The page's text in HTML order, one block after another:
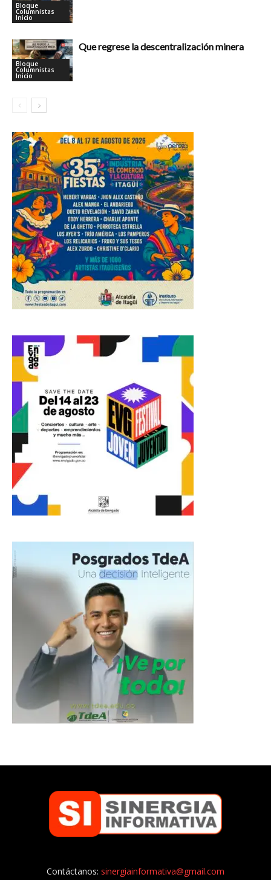
Bloque
Columnistas
Inicio
Bloque
Columnistas
Inicio
Que regrese la descentralización minera
Contáctanos: sinergiainformativa@gmail.com